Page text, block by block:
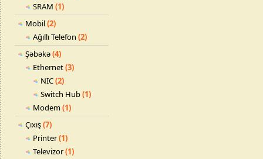
SRAM (1)
Mobil(2)
Ağıllı Telefon (2)
Şəbəkə(4)
Ethernet(3)
NIC(2)
Switch Hub(1)
Modem(1)
Çıxış(7)
Printer(1)
Televizor(1)